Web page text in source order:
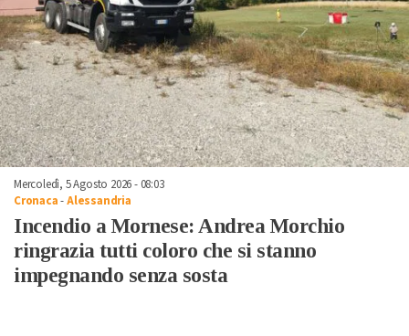
Mercoledì, 5 Agosto 2026 - 08:03
Cronaca-Alessandria
Incendio a Mornese: Andrea Morchio
ringrazia tutti coloro che si stanno
impegnando senza sosta